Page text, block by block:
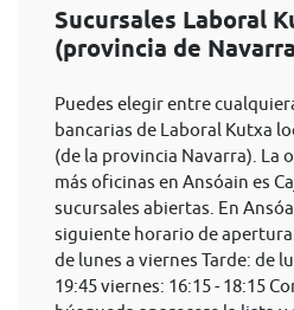
Sucursales Laboral
(provincia de
Puedes elegir entre
bancarias de Laboral Kutxa
(de la provincia Navarra). La
más oficinas en Ansóain es
sucursales abiertas. En
siguiente horario de
de lunes a viernes Tarde: de
19:45 viernes: 16:15 - 18:15